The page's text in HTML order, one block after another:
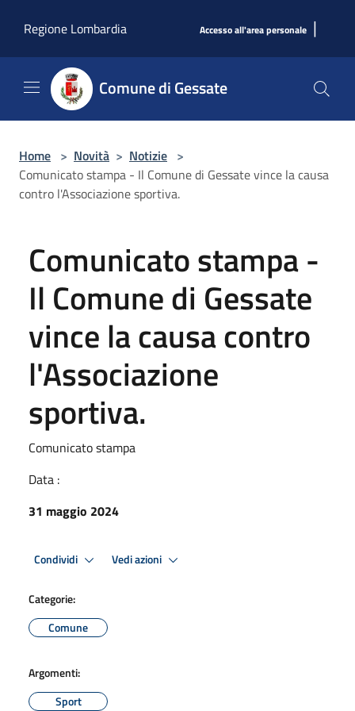
Regione Lombardia
Accesso all'area personale |
Comune di Gessate
Home > Novità > Notizie >
Comunicato stampa - Il Comune di Gessate vince la causa
contro l'Associazione sportiva.
Comunicato stampa -
Il Comune di Gessate
vince la causa contro
l'Associazione
sportiva.
Comunicato stampa
Data :
31 maggio 2024
Condividi Vedi azioni
Categorie:
Comune
Argomenti:
Sport